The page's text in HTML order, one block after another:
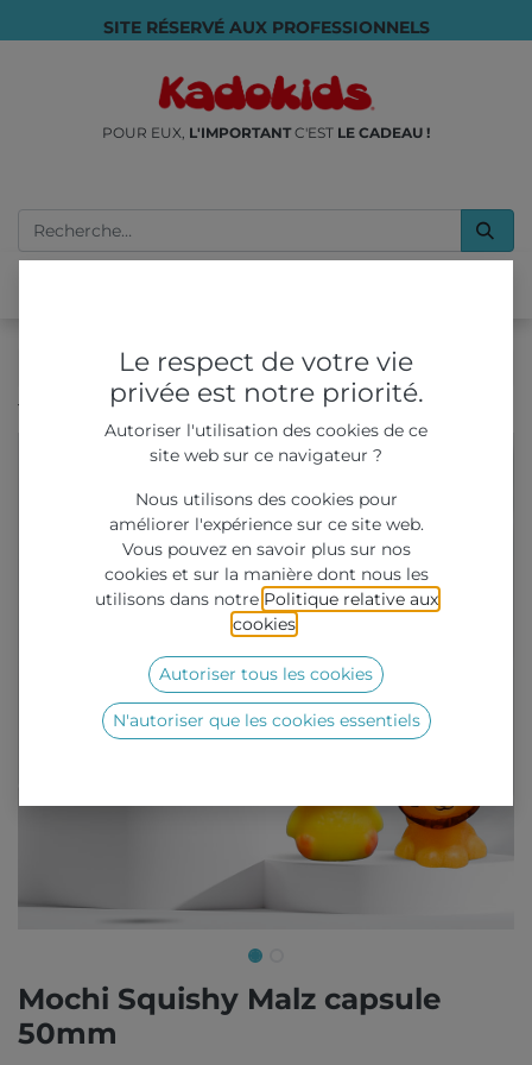
SITE RÉSERVÉ AUX PROFESSIONNELS
POUR EUX, L'IMPORTANTC'EST LE CADEAU !
Tous les produits Mochi Squishy Malz capsule 50mm
Mochi Squishy Malz capsule
50mm
Le respect de votre vie
privée est notre priorité.
Autoriser l'utilisation des cookies de ce
site web sur ce navigateur ?
Nous utilisons des cookies pour
améliorer l'expérience sur ce site web.
Vous pouvez en savoir plus sur nos
cookies et sur la manière dont nous les
utilisons dans notre Politique relative aux
cookies
Autoriser tous les cookies
N'autoriser que les cookies essentiels